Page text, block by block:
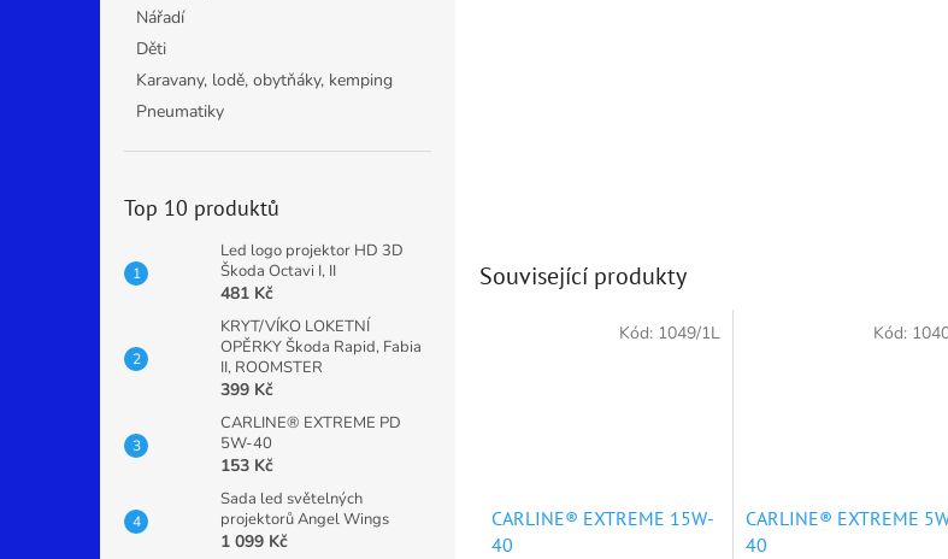
Nářadí
Děti
Karavany, lodě, obytňáky, kemping
Pneumatiky
Top 10 produktů
Led logo projektor HD 3D
Škoda Octavi I, II
481 Kč
KRYT/VÍKO LOKETNÍ
OPĚRKY Škoda Rapid, Fabia
II, ROOMSTER
399 Kč
CARLINE® EXTREME PD
5W-40
153 Kč
Sada led světelných
projektorů Angel Wings
1 099 Kč
Související produkty
CARLINE® EXTREME 15W-
40
Kód: 1049/1L
CARLINE® EXTREME
40
Kód: